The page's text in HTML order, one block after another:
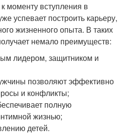
моменту вступления в
успевает построить карьеру,
жизненного опыта. В таких
немало преимуществ:
лидером, защитником и
позволяют эффективно
и конфликты;
полную
жизнью;
детей.